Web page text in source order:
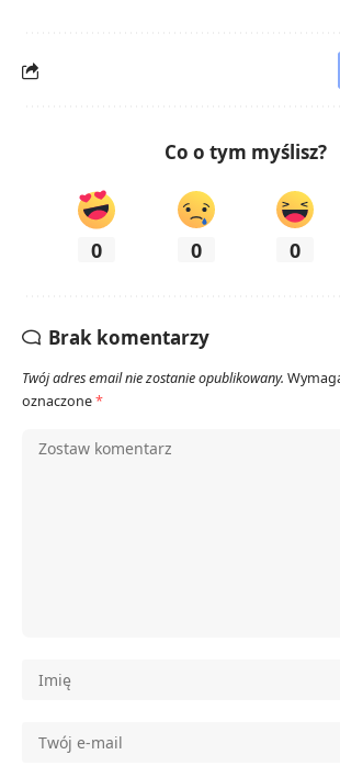
Co o tym myślisz?
0 0 0
Brak komentarzy
Twój adres email nie zostanie opublikowany.
oznaczone*